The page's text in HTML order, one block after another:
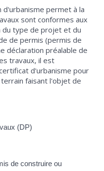
d'urbanisme permet à la
sont conformes aux
du type de projet et du
de permis (permis de
déclaration préalable de
travaux, il est
d'urbanisme pour
faisant l'objet de
(DP)
de construire ou